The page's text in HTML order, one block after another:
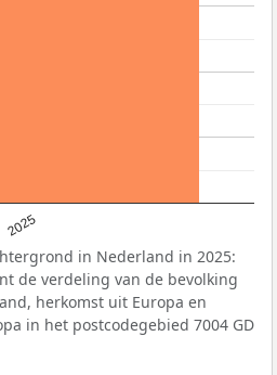
2025
in Nederland in 2025:
de verdeling van de bevolking
herkomst uit Europa en
in het postcodegebied 7004 GD